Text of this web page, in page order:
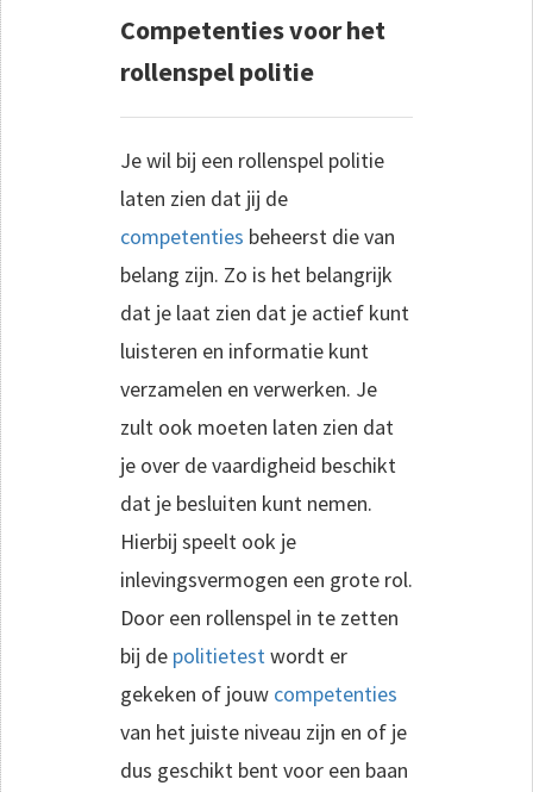
Competenties voor het
rollenspel politie
Je wil bij een rollenspel politie
laten zien dat jij de
competenties beheerst die van
belang zijn. Zo is het belangrijk
dat je laat zien dat je actief kunt
luisteren en informatie kunt
verzamelen en verwerken. Je
zult ook moeten laten zien dat
je over de vaardigheid beschikt
dat je besluiten kunt nemen.
Hierbij speelt ook je
inlevingsvermogen een grote rol.
Door een rollenspel in te zetten
bij de politietest wordt er
gekeken of jouw competenties
van het juiste niveau zijn en of je
dus geschikt bent voor een baan